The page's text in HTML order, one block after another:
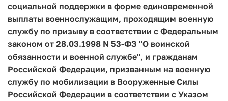
социальной поддержки в форме единовременной
выплаты военнослужащим, проходящим военную
службу по призыву в соответствии с Федеральным
законом от 28.03.1998 N 53-ФЗ "О воинской
обязанности и военной службе", и гражданам
Российской Федерации, призванным на военную
службу по мобилизации в Вооруженные Силы
Российской Федерации в соответствии с Указом